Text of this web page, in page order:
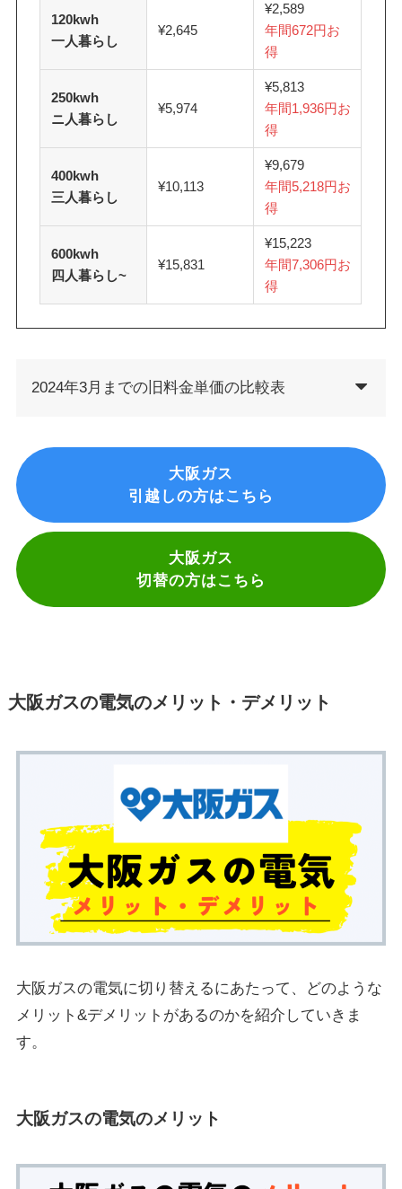
120kwh
一人暮らし
¥2,645
¥2,589
年間672円お
得
250kwh
ニ人暮らし
¥5,974
¥5,813
年間1,936円お
得
400kwh
三人暮らし
¥10,113
¥9,679
年間5,218円お
得
600kwh
四人暮らし~
¥15,831
¥15,223
年間7,306円お
得
2024年3月までの旧料金単価の比較表
大阪ガス
引越しの方はこちら
大阪ガス
切替の方はこちら
大阪ガスの電気のメリット・デメリット
大阪ガスの電気に切り替えるにあたって、どのような
メリット&デメリットがあるのかを紹介していきま
す。
大阪ガスの電気のメリット